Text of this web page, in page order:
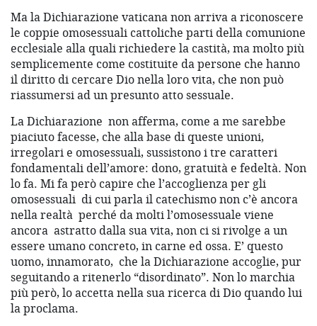
Ma la Dichiarazione vaticana non arriva a riconoscere
le coppie omosessuali cattoliche parti della comunione
ecclesiale alla quali richiedere la castità, ma molto più
semplicemente come costituite da persone che hanno
il diritto di cercare Dio nella loro vita, che non può
riassumersi ad un presunto atto sessuale.
La Dichiarazione non afferma, come a me sarebbe
piaciuto facesse, che alla base di queste unioni,
irregolari e omosessuali, sussistono i tre caratteri
fondamentali dell’amore: dono, gratuità e fedeltà. Non
lo fa. Mi fa però capire che l’accoglienza per gli
omosessuali di cui parla il catechismo non c’è ancora
nella realtà perché da molti l’omosessuale viene
ancora astratto dalla sua vita, non ci si rivolge a un
essere umano concreto, in carne ed ossa. E’ questo
uomo, innamorato, che la Dichiarazione accoglie, pur
seguitando a ritenerlo “disordinato”. Non lo marchia
più però, lo accetta nella sua ricerca di Dio quando lui
la proclama.